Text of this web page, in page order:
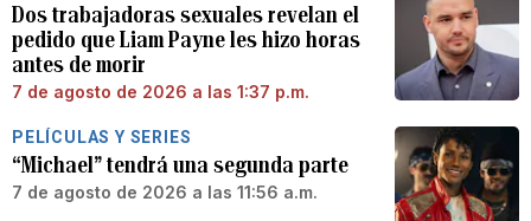
Dos trabajadoras sexuales revelan el
pedido que Liam Payne les hizo horas
antes de morir
7 de agosto de 2026 a las 1:37 p.m.
PELÍCULAS Y SERIES
“Michael” tendrá una segunda parte
7 de agosto de 2026 a las 11:56 a.m.